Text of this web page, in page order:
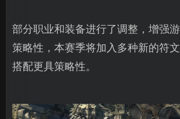
部分职业和装备进行了调整，增强
策略性，本赛季将加入多种新的符
搭配更具策略性。